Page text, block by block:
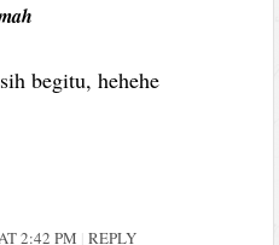
begitu, hehehe
2:42 PM REPLY